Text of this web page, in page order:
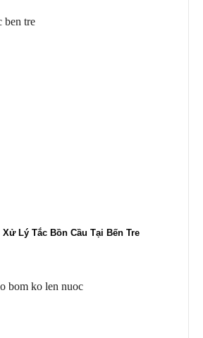
Lý Tắc Bồn Cầu Tại Bến Tre